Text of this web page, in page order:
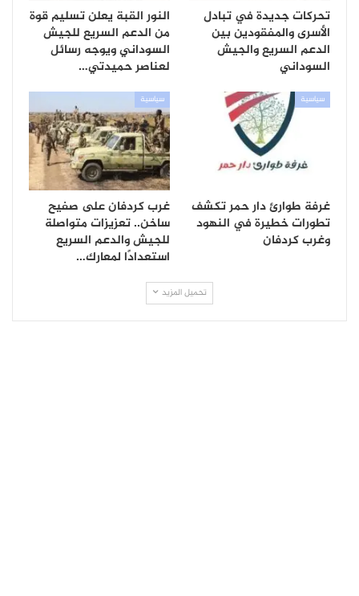
تحركات جديدة في تبادل
الأسرى والمفقودين بين
الدعم السريع والجيش
السوداني
النور القبة يعلن تسليم قوة
من الدعم السريع للجيش
السوداني ويوجه رسائل
لعناصر حميدتي…
سياسية
غرفة طوارئ دار حمر تكشف
تطورات خطيرة في النهود
وغرب كردفان
سياسية
غرب كردفان على صفيح
ساخن.. تعزيزات متواصلة
للجيش والدعم السريع
استعدادًا لمعارك…
تحميل المزيد